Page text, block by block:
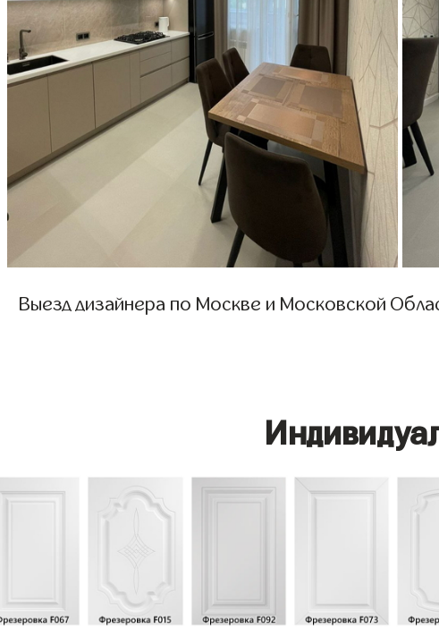
Выезд дизайнера по Москве и Московской